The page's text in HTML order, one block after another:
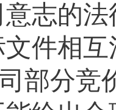
志的
文件相
部分竞